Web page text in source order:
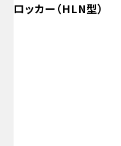
ロッカー（HLN型）